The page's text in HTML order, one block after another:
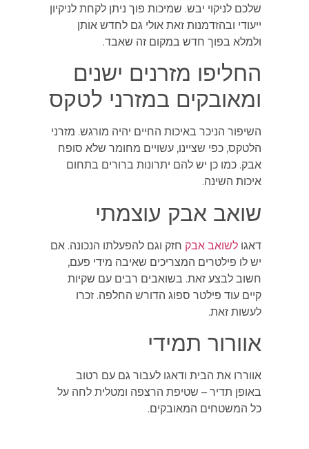
שלכם לניקוי יבש. שמיכות פוך ניתן לקחת לניקיון
ייעודי ובהזדמנות זאת אולי גם לחדש אותן
ולמלא בפוך חדש במקום זה שאבד.
החליפו מזרנים ישנים
ומאובקים במזרני לטקס
השיפור הניכר באיכות החיים יהיה מורגש. מזרני
הלטקס, כפי שציינו, עשויים מחומר שלא סופח
אבק. כמו כן יש להם יתרונות ברורים בתחום
איכות השינה.
שואב אבק עוצמתי
דאגולשואב אבקחזק וגם להפעלתו הנכונה. אם
יש לו פילטרים המצריכים שאיבה מידי פעם,
חשוב לבצע זאת. בשואבים רבים עם שקיות
קיים עוד פילטר ספוג הדורש החלפה. זכרו
לעשות זאת.
אוורור תמידי
אווררו את הבית ודאגו לעבור גם עם רטוב
באופן תדיר – שטיפת הרצפה ומטלית לחה על
כל המשטחים המאובקים.